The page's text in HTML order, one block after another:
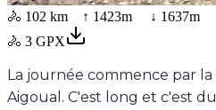
🚴 102 km ↑ 1423m ↓ 1637m
🚴 3 GPX
La journée commence par
Aigoual. C'est long et c'est